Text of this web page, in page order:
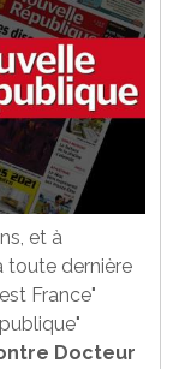
et à
toute dernière
France"
Docteur